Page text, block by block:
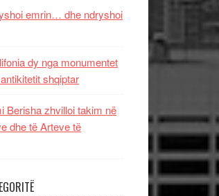
emrin… dhe ndryshoi
dy nga monumentet
shqiptar
Berisha zhvilloi takim në
dhe të Arteve të